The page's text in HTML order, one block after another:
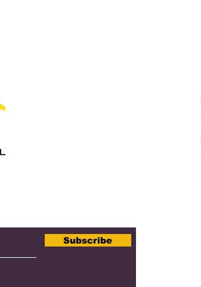
Subscribe